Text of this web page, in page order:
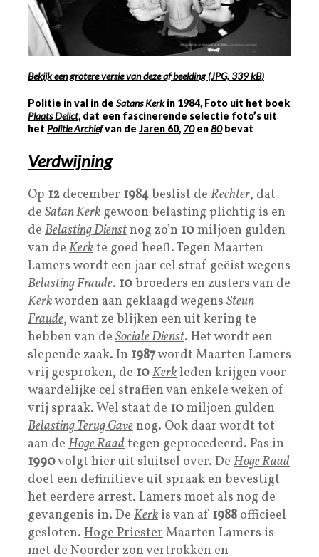
Bekijk een grotere versie van deze af beelding(JPG, 339 kB)
Politie in val in de Satans Kerkin 1984, Foto uit het boek
Plaats Delict, dat een fascinerende selectie foto’s uit
het Politie Archiefvan de Jaren 60, 70en80bevat
Verdwijning
Op 12 december 1984beslist de Rechter, dat
de Satan Kerk gewoon belasting plichtig is en
de Belasting Dienstnog zo’n 10miljoen gulden
van de Kerkte goed heeft. Tegen Maarten
Lamers wordt een jaar cel straf geëist wegens
Belasting Fraude. 10broeders en zusters van de
Kerkworden aan geklaagd wegens Steun
Fraude, want ze blijken een uit kering te
hebben van de Sociale Dienst. Het wordt een
slepende zaak. In 1987wordt Maarten Lamers
vrij gesproken, de 10Kerkleden krijgen voor
waardelijke cel straffen van enkele weken of
vrij spraak. Wel staat de 10miljoen gulden
Belasting Terug Gavenog. Ook daar wordt tot
aan de Hoge Raadtegen geprocedeerd. Pas in
1990volgt hier uit sluitsel over. De Hoge Raad
doet een definitieve uit spraak en bevestigt
het eerdere arrest. Lamers moet als nog de
gevangenis in. De Kerk is van af 1988 officieel
gesloten. Hoge PriesterMaarten Lamers is
met de Noorder zon vertrokken en